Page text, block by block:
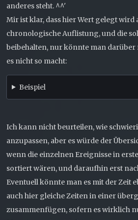
anderes steht. ^^'
Mir ist klar, dass hier Wert gelegt wird
chronologische Auflistung, und die
beibehalten, nur könnte man darüber
es nicht so macht:
Beispiel
Ich kann nicht beurteilen, wie
anzupassen, aber es würde der
wenn die einzelnen Ereignisse in
sortiert wären, und daraufhin erst
Eventuell könnte man es mit der Zeit
auch hier gleiche Zeiten in einer
zusammenfügen, sofern es wirklich